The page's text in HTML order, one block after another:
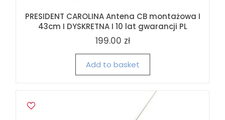
PRESIDENT CAROLINA Antena CB montażowa I
43cm I DYSKRETNA I 10 lat gwarancji PL
199.00 zł
Add to basket